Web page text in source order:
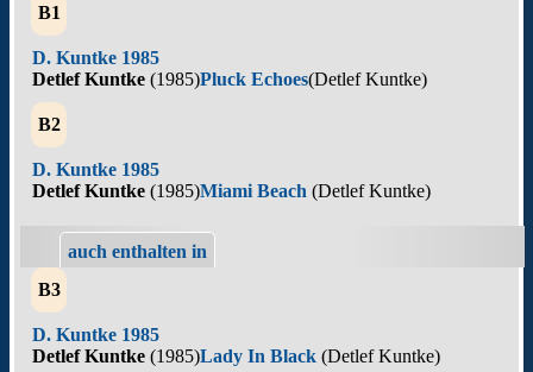
B1
D. Kuntke 1985
Detlef Kuntke (1985)Pluck Echoes(Detlef Kuntke)
B2
D. Kuntke 1985
Detlef Kuntke (1985)Miami Beach (Detlef Kuntke)
auch enthalten in
B3
D. Kuntke 1985
Detlef Kuntke (1985)Lady In Black (Detlef Kuntke)